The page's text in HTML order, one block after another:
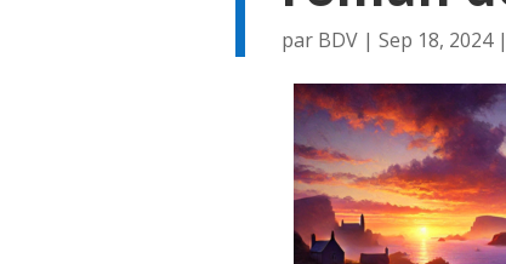
par BDV |Sep 18, 2024|